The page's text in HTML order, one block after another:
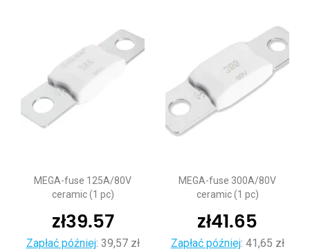
MEGA-fuse 125A/80V
ceramic (1 pc)
zł39.57
Zapłać później: 39,57 zł
MEGA-fuse 300A/80V
ceramic (1 pc)
zł41.65
Zapłać później: 41,65 zł